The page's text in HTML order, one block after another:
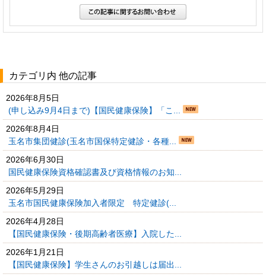
カテゴリ内 他の記事
2026年8月5日
(申し込み9月4日まで)【国民健康保険】「こ...
2026年8月4日
玉名市集団健診(玉名市国保特定健診・各種...
2026年6月30日
国民健康保険資格確認書及び資格情報のお知...
2026年5月29日
玉名市国民健康保険加入者限定 特定健診(...
2026年4月28日
【国民健康保険・後期高齢者医療】入院した...
2026年1月21日
【国民健康保険】学生さんのお引越しは届出...